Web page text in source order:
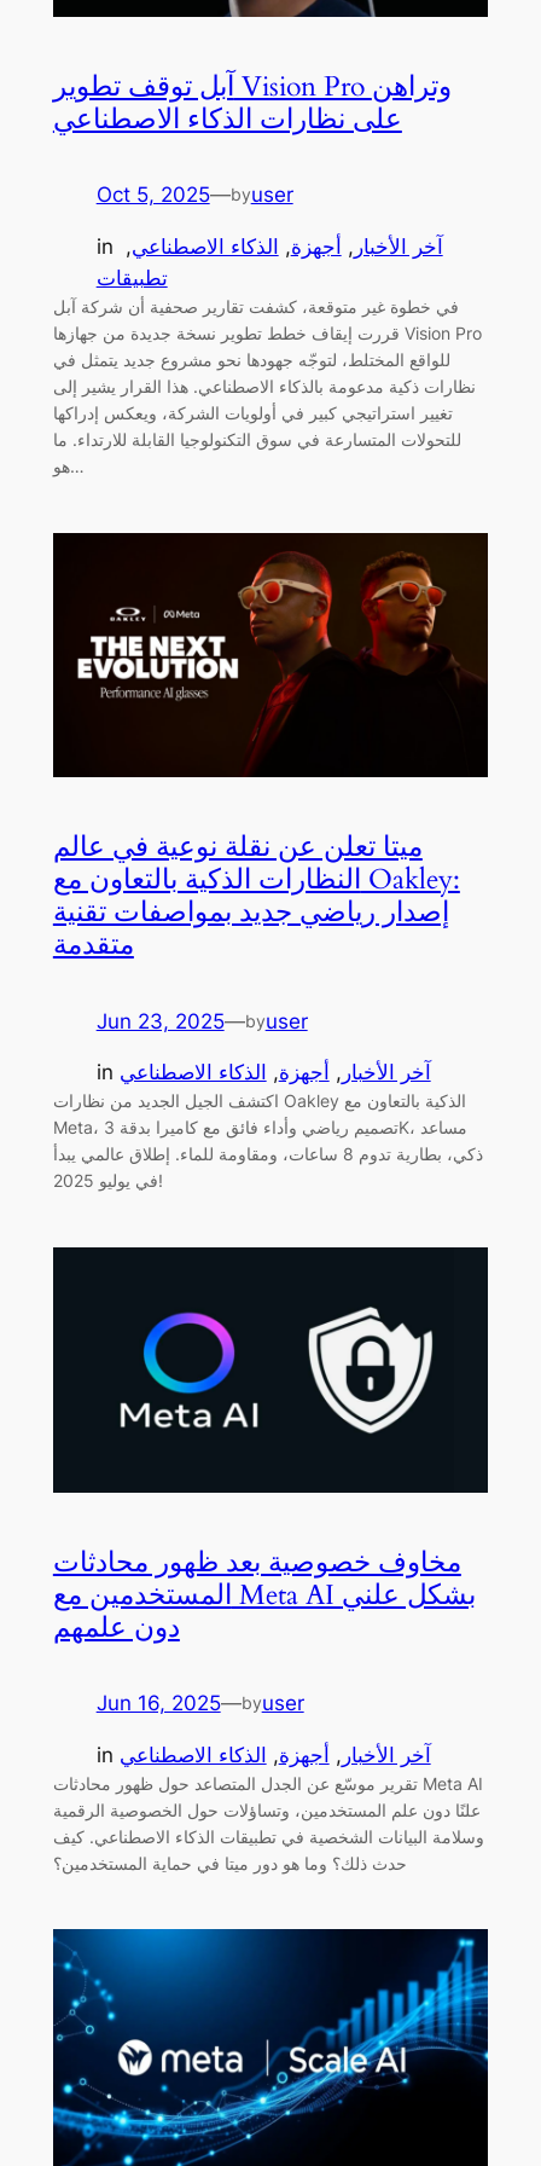
آبل توقف تطوير Vision Pro وتراهن
على نظارات الذكاء الاصطناعي
Oct 5, 2025—byuser
in آخر الأخبار , أجهزة, الذكاء الاصطناعي,
تطبيقات
في خطوة غير متوقعة، كشفت تقارير صحفية أن شركة آبل
قررت إيقاف خطط تطوير نسخة جديدة من جهازها Vision Pro
للواقع المختلط، لتوجّه جهودها نحو مشروع جديد يتمثل في
نظارات ذكية مدعومة بالذكاء الاصطناعي. هذا القرار يشير إلى
تغيير استراتيجي كبير في أولويات الشركة، ويعكس إدراكها
للتحولات المتسارعة في سوق التكنولوجيا القابلة للارتداء. ما
هو…
ميتا تعلن عن نقلة نوعية في عالم
النظارات الذكية بالتعاون مع Oakley:
إصدار رياضي جديد بمواصفات تقنية
متقدمة
Jun 23, 2025—byuser
in آخر الأخبار , أجهزة, الذكاء الاصطناعي
اكتشف الجيل الجديد من نظارات Oakley الذكية بالتعاون مع
Meta، تصميم رياضي وأداء فائق مع كاميرا بدقة 3K، مساعد
ذكي، بطارية تدوم 8 ساعات، ومقاومة للماء. إطلاق عالمي يبدأ
في يوليو 2025!
مخاوف خصوصية بعد ظهور محادثات
المستخدمين مع Meta AI بشكل علني
دون علمهم
Jun 16, 2025—byuser
in آخر الأخبار , أجهزة, الذكاء الاصطناعي
تقرير موسّع عن الجدل المتصاعد حول ظهور محادثات Meta AI
علنًا دون علم المستخدمين، وتساؤلات حول الخصوصية الرقمية
وسلامة البيانات الشخصية في تطبيقات الذكاء الاصطناعي. كيف
حدث ذلك؟ وما هو دور ميتا في حماية المستخدمين؟